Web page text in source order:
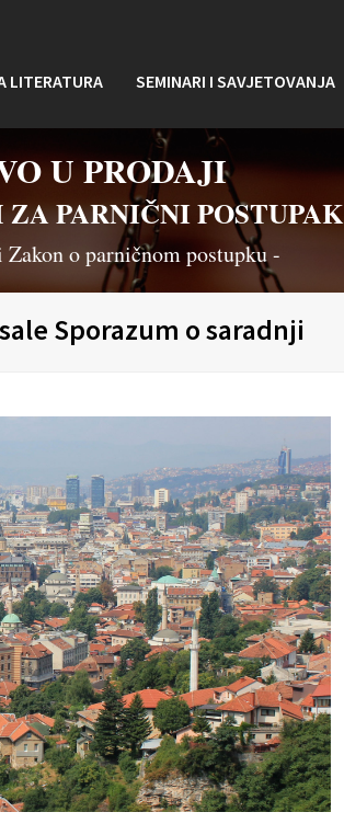
LITERATURA SEMINARI I SAVJETOVANJA
U PRODAJI
PARNIČNI POSTUPAK
o parničnom postupku -
Sporazum o saradnji